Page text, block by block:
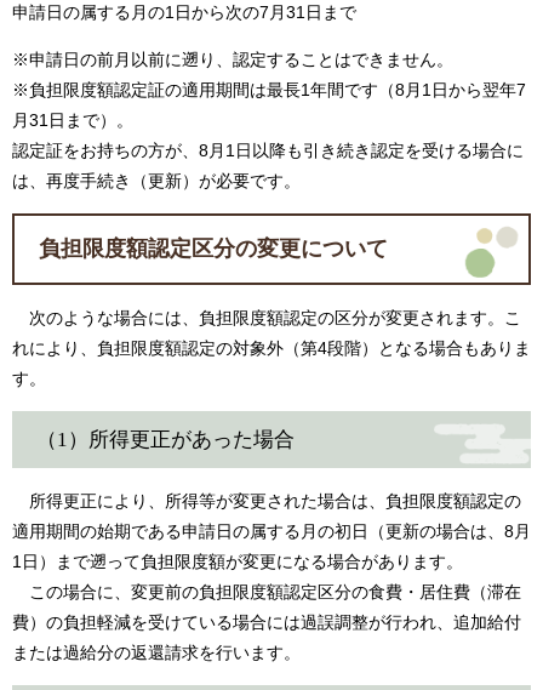
申請日の属する月の1日から次の7月31日まで
※申請日の前月以前に遡り、認定することはできません。
※負担限度額認定証の適用期間は最長1年間です（8月1日から翌年7
月31日まで）。
認定証をお持ちの方が、8月1日以降も引き続き認定を受ける場合に
は、再度手続き（更新）が必要です。
負担限度額認定区分の変更について
次のような場合には、負担限度額認定の区分が変更されます。こ
れにより、負担限度額認定の対象外（第4段階）となる場合もありま
す。
（1）所得更正があった場合
所得更正により、所得等が変更された場合は、負担限度額認定の
適用期間の始期である申請日の属する月の初日（更新の場合は、8月
1日）まで遡って負担限度額が変更になる場合があります。
この場合に、変更前の負担限度額認定区分の食費・居住費（滞在
費）の負担軽減を受けている場合には過誤調整が行われ、追加給付
または過給分の返還請求を行います。